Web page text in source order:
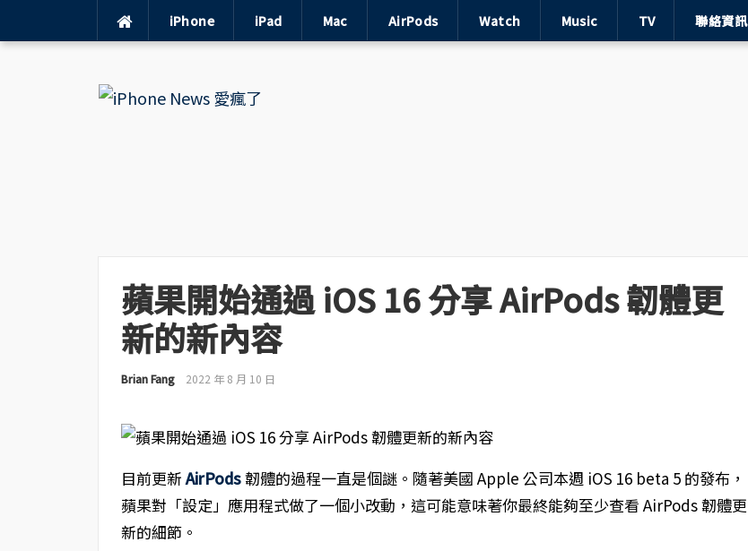
iPhone iPad Mac AirPods Watch Music TV 聯絡資訊
蘋果開始通過 iOS 16 分享 AirPods 韌體更
新的新內容
Brian Fang 2022 年 8 月 10 日
目前更新AirPods韌體的過程一直是個謎。隨著美國 Apple 公司本週 iOS 16 beta 5 的發布，
蘋果對「設定」應用程式做了一個小改動，這可能意味著你最終能夠至少查看 AirPods 韌體更
新的細節。